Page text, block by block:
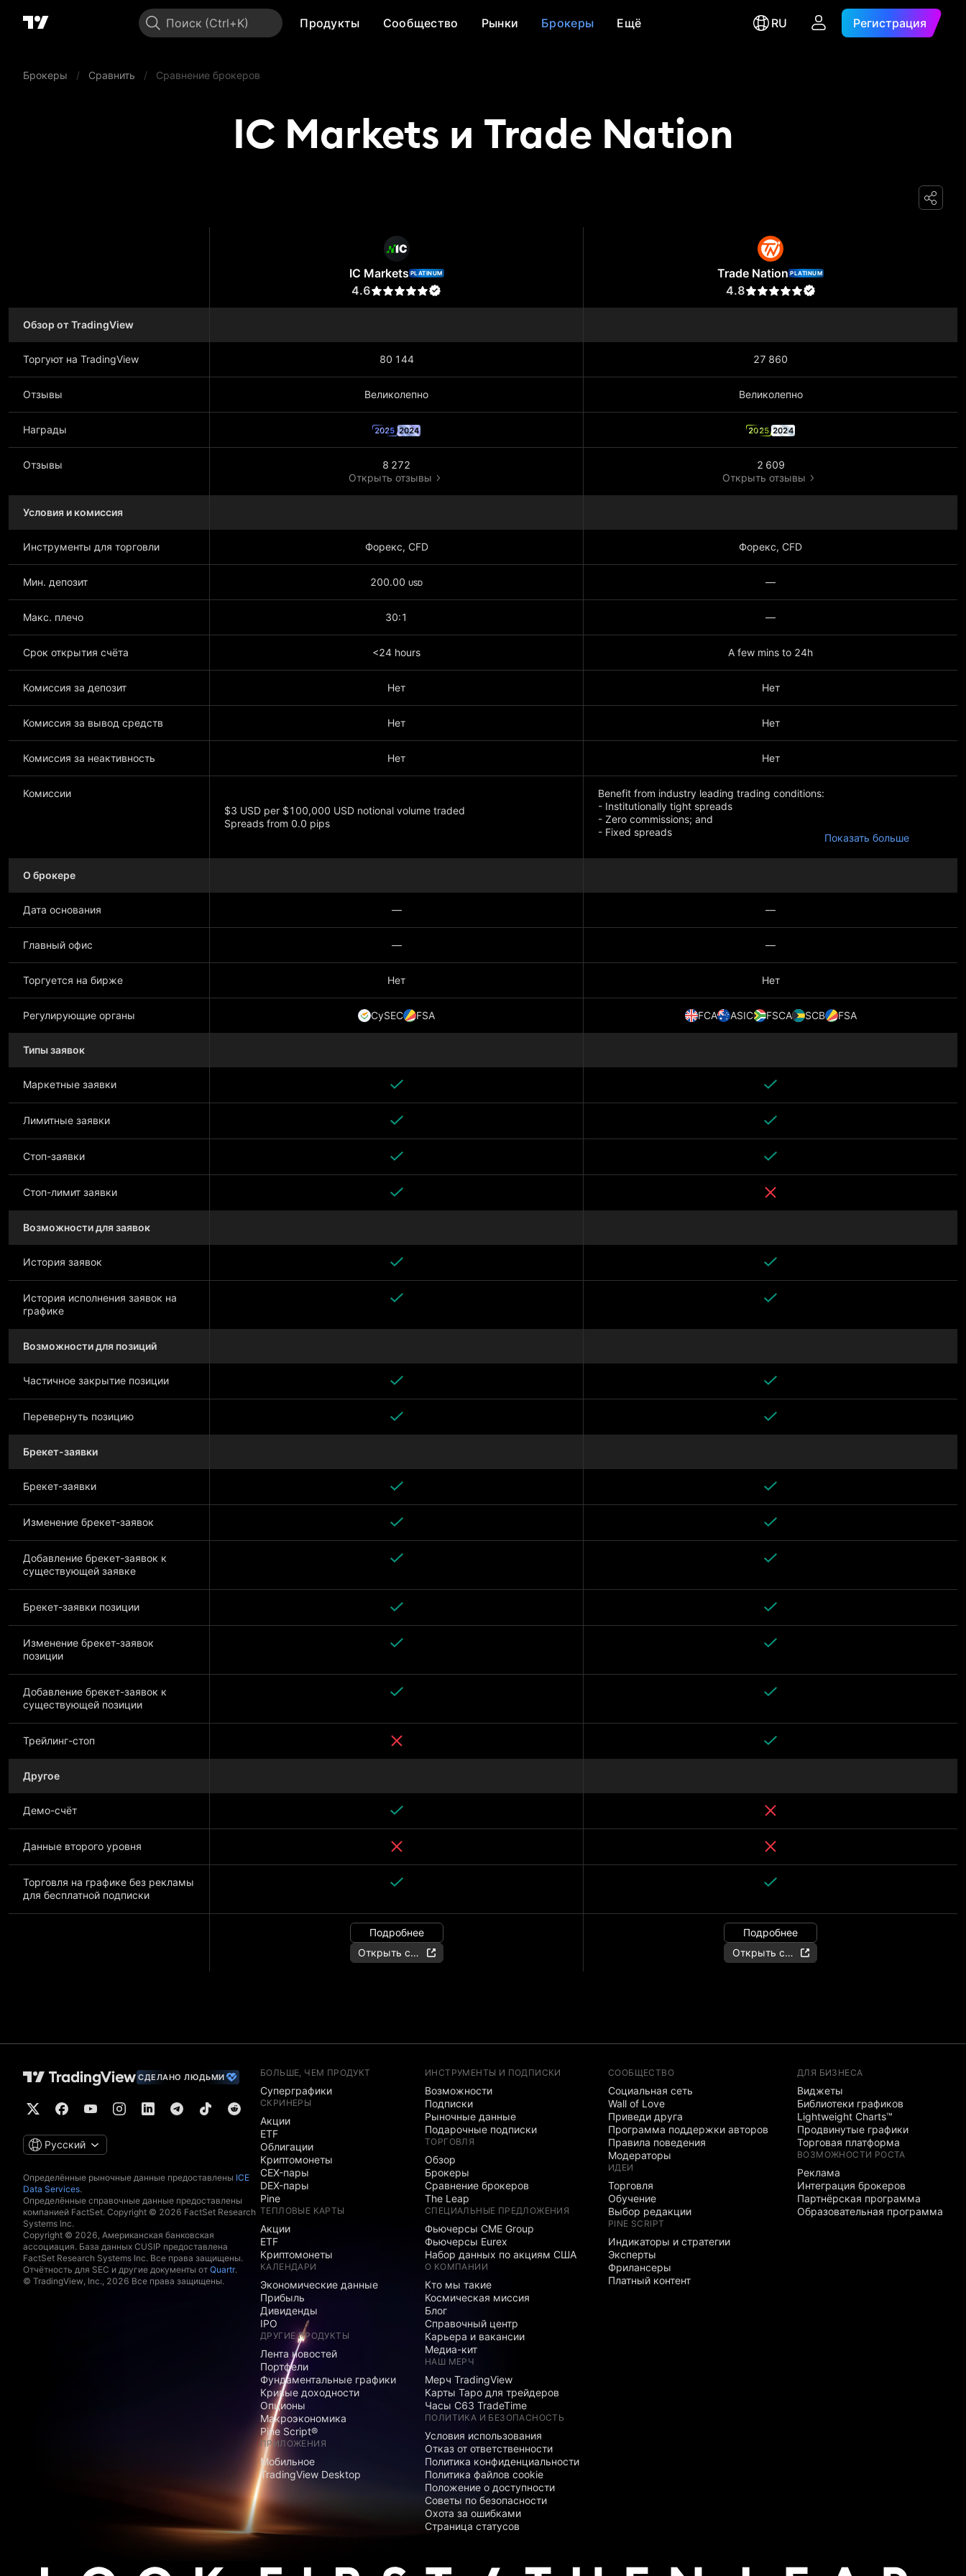
Поиск Продукты Сообщество Рынки Брокеры Ещё RU Регистрация
Брокеры / Сравнить / Сравнение брокеров
IC Markets и Trade Nation
IC Markets PLATINUM
4.6
Trade Nation PLATINUM
4.8
Обзор от TradingView
Торгуют на TradingView 80 144 27 860
Отзывы Великолепно Великолепно
Награды 2025 2024 2025 2024
Отзывы
8 272
Открыть отзывы
2 609
Открыть отзывы
Условия и комиссия
Инструменты для торговли Форекс, CFD Форекс, CFD
Мин. депозит 200.00 USD —
Макс. плечо 30:1 —
Срок открытия счёта <24 hours A few mins to 24h
Комиссия за депозит Нет Нет
Комиссия за вывод средств Нет Нет
Комиссия за неактивность Нет Нет
Комиссии
$3 USD per $100,000 USD notional volume traded
Spreads from 0.0 pips
Benefit from industry leading trading conditions:
- Institutionally tight spreads
- Zero commissions; and
- Fixed spreads
EUR/USD spread fixed at 0.5 pips
Показать больше
О брокере
Дата основания — —
Главный офис — —
Торгуется на бирже Нет Нет
Регулирующие органы CySEC FSA FCA ASIC FSCA SCB FSA
Типы заявок
Маркетные заявки
Лимитные заявки
Стоп-заявки
Стоп-лимит заявки
Возможности для заявок
История заявок
История исполнения заявок на
графике
Возможности для позиций
Частичное закрытие позиции
Перевернуть позицию
Брекет-заявки
Брекет-заявки
Изменение брекет-заявок
Добавление брекет-заявок к
существующей заявке
Брекет-заявки позиции
Изменение брекет-заявок
позиции
Добавление брекет-заявок к
существующей позиции
Трейлинг-стоп
Другое
Демо-счёт
Данные второго уровня
Торговля на графике без рекламы
для бесплатной подписки
Подробнее
Открыть счёт
Подробнее
Открыть счёт
СДЕЛАНО ЛЮДЬМИ
Русский
Определённые рыночные данные предоставлены ICE
Data Services.
Определённые справочные данные предоставлены
компанией FactSet. Copyright © 2026 FactSet Research
Systems Inc.
Copyright © 2026, Американская банковская
ассоциация. База данных CUSIP предоставлена
FactSet Research Systems Inc. Все права защищены.
Отчётность для SEC и другие документы от Quartr.
© TradingView, Inc., 2026 Все права защищены.
БОЛЬШЕ, ЧЕМ ПРОДУКТ
Суперграфики
СКРИНЕРЫ
Акции
ETF
Облигации
Криптомонеты
CEX-пары
DEX-пары
Pine
ТЕПЛОВЫЕ КАРТЫ
Акции
ETF
Криптомонеты
КАЛЕНДАРИ
Экономические данные
Прибыль
Дивиденды
IPO
ДРУГИЕ ПРОДУКТЫ
Лента новостей
Портфели
Фундаментальные графики
Кривые доходности
Опционы
Макроэкономика
Pine Script®
ПРИЛОЖЕНИЯ
Мобильное
TradingView Desktop
ИНСТРУМЕНТЫ И ПОДПИСКИ
Возможности
Подписки
Рыночные данные
Подарочные подписки
ТОРГОВЛЯ
Обзор
Брокеры
Сравнение брокеров
The Leap
СПЕЦИАЛЬНЫЕ ПРЕДЛОЖЕНИЯ
Фьючерсы CME Group
Фьючерсы Eurex
Набор данных по акциям США
О КОМПАНИИ
Кто мы такие
Космическая миссия
Блог
Справочный центр
Карьера и вакансии
Медиа-кит
НАШ МЕРЧ
Мерч TradingView
Карты Таро для трейдеров
Часы C63 TradeTime
ПОЛИТИКА И БЕЗОПАСНОСТЬ
Условия использования
Отказ от ответственности
Политика конфиденциальности
Политика файлов cookie
Положение о доступности
Советы по безопасности
Охота за ошибками
Страница статусов
СООБЩЕСТВО
Социальная сеть
Wall of Love
Приведи друга
Программа поддержки авторов
Правила поведения
Модераторы
ИДЕИ
Торговля
Обучение
Выбор редакции
PINE SCRIPT
Индикаторы и стратегии
Эксперты
Фрилансеры
Платный контент
ДЛЯ БИЗНЕСА
Виджеты
Библиотеки графиков
Lightweight Charts™
Продвинутые графики
Торговая платформа
ВОЗМОЖНОСТИ РОСТА
Реклама
Интеграция брокеров
Партнёрская программа
Образовательная программа